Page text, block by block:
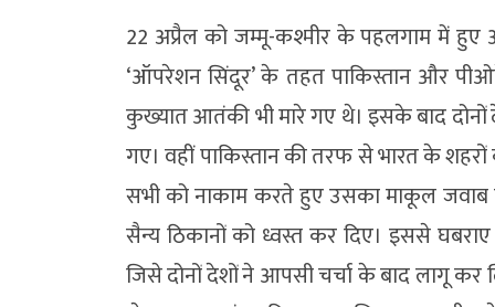
22 अप्रैल को जम्मू-कश्मीर के पहलगाम में
‘ऑपरेशन सिंदूर’ के तहत पाकिस्तान और
कुख्यात आतंकी भी मारे गए थे। इसके बाद
गए। वहीं पाकिस्तान की तरफ से भारत के शहरों
सभी को नाकाम करते हुए उसका माकूल जवाब
सैन्य ठिकानों को ध्वस्त कर दिए। इससे
जिसे दोनों देशों ने आपसी चर्चा के बाद लागू